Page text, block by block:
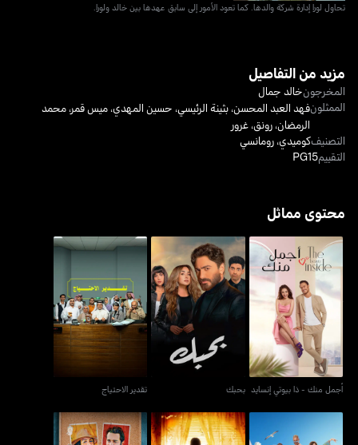
تحاول لورا إدارة شركة والدها. كما تعود الأمور إلى سابق عهدها بين خالد ولورا.
مزيد من التفاصيل
المخرجونخالد جمال
الممثلونفهد العبد المحسن،بثينة الرئيسي، حسين المهدي،ميس قمر،محمد
الرمضان،رونق،غرور
التصنيفكوميدي،رومانسي
التقييمPG15
محتوى مماثل
أجمل منك - ذا بيوتي إنسايد
أجمل منك - ذا بيوتي إنسايد
بحبك
بحبك
تقدير الاحتياج
تقدير الاحتياج